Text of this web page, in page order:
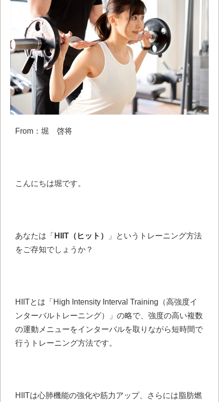
From：堀 啓将
こんにちは堀です。
あなたは「 HIIT（ヒット） 」という トレーニング方法
をご存知でしょうか？
HIITとは 「High Intensity Interval Training （高強度イ
ンターバルトレーニング）」 の略で、 強度の高い複数
の運動メニューをインターバルを取りながら短時間で
行うトレーニング方法です。
HIITは心肺機能の強化や筋力アップ、さらには脂肪燃